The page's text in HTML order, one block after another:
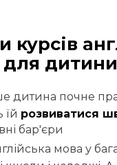
курсів
для дитини
дитина почне
їй розвиватися
бар'єри
мова у